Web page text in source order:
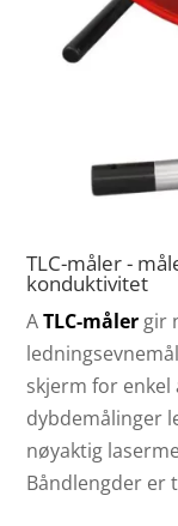
TLC-måler -
konduktivitet
ATLC-måler gir
skjerm for enkel
dybdemålinger
nøyaktig
Båndlengder er